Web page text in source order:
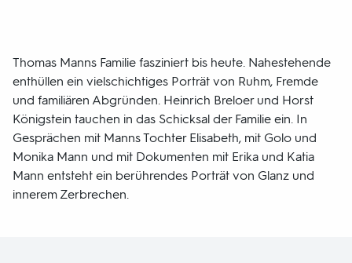
Thomas Manns Familie fasziniert bis heute. Nahestehende
enthüllen ein vielschichtiges Porträt von Ruhm, Fremde
und familiären Abgründen. Heinrich Breloer und Horst
Königstein tauchen in das Schicksal der Familie ein. In
Gesprächen mit Manns Tochter Elisabeth, mit Golo und
Monika Mann und mit Dokumenten mit Erika und Katia
Mann entsteht ein berührendes Porträt von Glanz und
innerem Zerbrechen.